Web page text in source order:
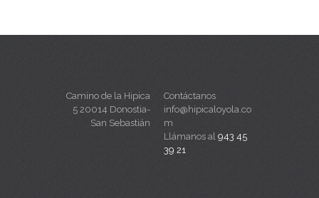
Camino de la Hipica
5 20014 Donostia-
San Sebastián
Contáctanos
info@hipicaloyola.co
m
Llámanos al 943 45
39 21